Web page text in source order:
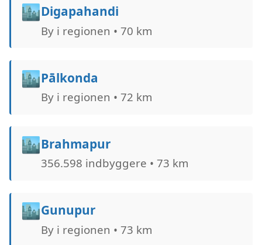
🏙️Digapahandi
By i regionen • 70 km
🏙️Pālkonda
By i regionen • 72 km
🏙️Brahmapur
356.598 indbyggere • 73 km
🏙️Gunupur
By i regionen • 73 km